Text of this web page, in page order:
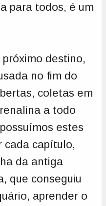
para todos, é um
destino,
no fim do
coletas em
a todo
estes
cada capítulo,
da antiga
que conseguiu
aprender o